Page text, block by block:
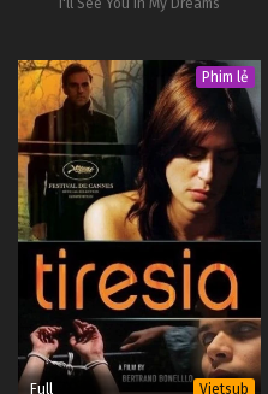
Phim lẻ
Full Vietsub